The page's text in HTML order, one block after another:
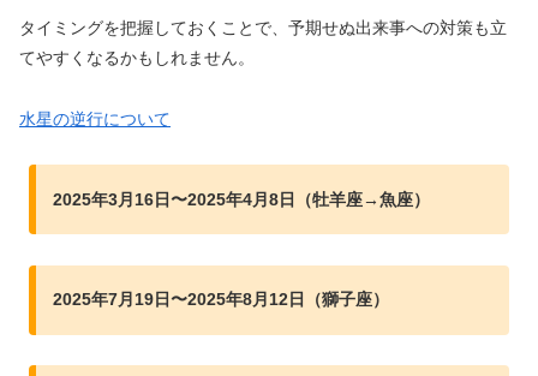
タイミングを把握しておくことで、予期せぬ出来事への対策も立
てやすくなるかもしれません。
水星の逆行について
2025年3月16日〜2025年4月8日（牡羊座→魚座）
2025年7月19日〜2025年8月12日（獅子座）